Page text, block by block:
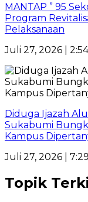
MANTAP ” 95
Program
Pelaksanaan
Juli 27, 2026 |
Diduga Ijazah
Sukabumi
Kampus
Juli 27, 2026 |
Topik